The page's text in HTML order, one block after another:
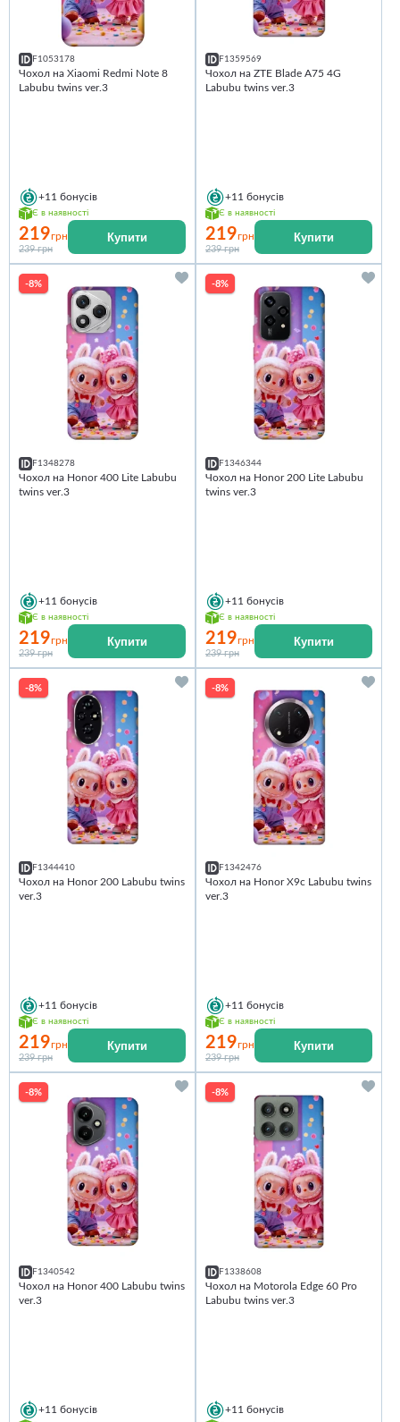
F1053178
Чохол на Xiaomi Redmi Note 8
Labubu twins ver.3
+11 бонусів
Є в наявності
219грн
239 грн
Купити
F1359569
Чохол на ZTE Blade A75 4G
Labubu twins ver.3
+11 бонусів
Є в наявності
219грн
239 грн
Купити
-8%
F1348278
Чохол на Honor 400 Lite Labubu
twins ver.3
+11 бонусів
Є в наявності
219грн
239 грн
Купити
-8%
F1346344
Чохол на Honor 200 Lite Labubu
twins ver.3
+11 бонусів
Є в наявності
219грн
239 грн
Купити
-8%
F1344410
Чохол на Honor 200 Labubu twins
ver.3
+11 бонусів
Є в наявності
219грн
239 грн
Купити
-8%
F1342476
Чохол на Honor X9c Labubu twins
ver.3
+11 бонусів
Є в наявності
219грн
239 грн
Купити
-8%
F1340542
Чохол на Honor 400 Labubu twins
ver.3
+11 бонусів
-8%
F1338608
Чохол на Motorola Edge 60 Pro
Labubu twins ver.3
+11 бонусів